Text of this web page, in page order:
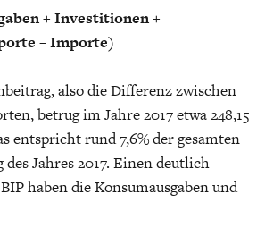
+ Investitionen +
– Importe)
also die Differenz zwischen
betrug im Jahre 2017 etwa 248,15
entspricht rund 7,6% der gesamten
Jahres 2017. Einen deutlich
haben die Konsumausgaben und